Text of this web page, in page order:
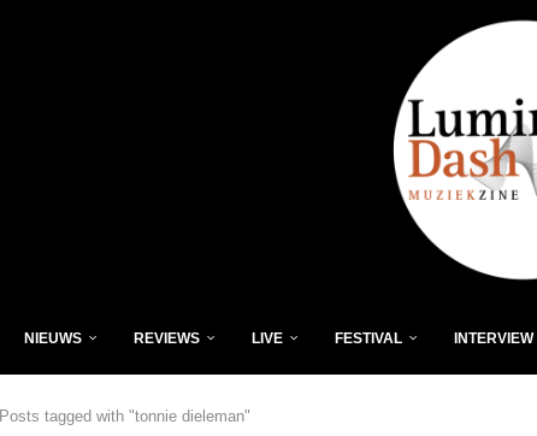
NIEUWS REVIEWS LIVE FESTIVAL INTERVIEW
Posts tagged with "tonnie dieleman"